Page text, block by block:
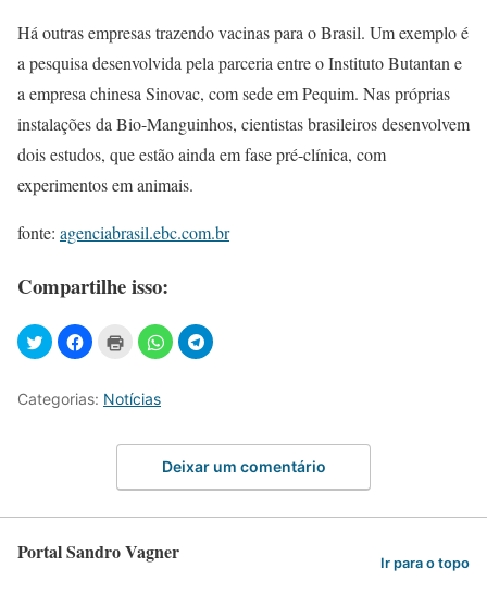
Há outras empresas trazendo vacinas para o Brasil. Um exemplo é
a pesquisa desenvolvida pela parceria entre o Instituto Butantan e
a empresa chinesa Sinovac, com sede em Pequim. Nas próprias
instalações da Bio-Manguinhos, cientistas brasileiros desenvolvem
dois estudos, que estão ainda em fase pré-clínica, com
experimentos em animais.
fonte: agenciabrasil.ebc.com.br
Compartilhe isso:
Categorias: Notícias
Deixar um comentário
Portal Sandro Vagner Ir para o topo